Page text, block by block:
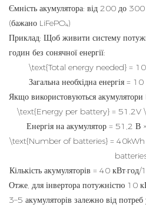
Ємність акумулятора: від 200 до
(бажано LiFePO₄)
Приклад: Щоб живити систему
годин без сонячної енергії:
\text{Total energy needed} =
Загальна необхідна енергія =
Якщо використовуються
\text{Energy per battery} =
Енергія на акумулятор = 51,2
\text{Number of batteries} =
Кількість акумуляторів = 40
Отже, для інвертора потужністю 10
3–5 акумуляторів залежно від